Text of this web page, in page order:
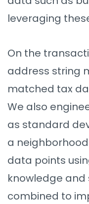
leveraging
On the
address string
matched tax
We also
as standard
a
data points
knowledge
combined to